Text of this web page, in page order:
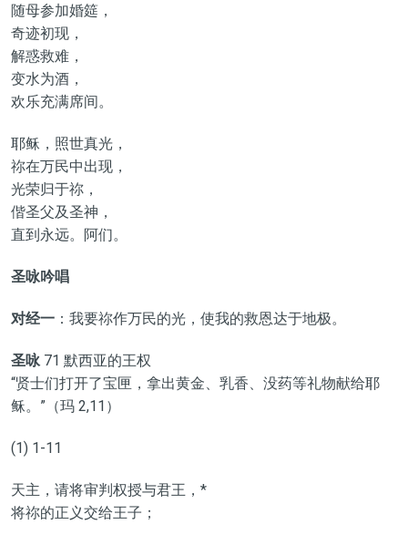
随母参加婚筵，
奇迹初现，
解惑救难，
变水为酒，
欢乐充满席间。
耶稣，照世真光，
祢在万民中出现，
光荣归于祢，
偕圣父及圣神，
直到永远。阿们。
圣咏吟唱
对经一：我要祢作万民的光，使我的救恩达于地极。
圣咏 71 默西亚的王权
“贤士们打开了宝匣，拿出黄金、乳香、没药等礼物献给耶
稣。”（玛 2,11）
(1) 1-11
天主，请将审判权授与君王，*
将祢的正义交给王子；